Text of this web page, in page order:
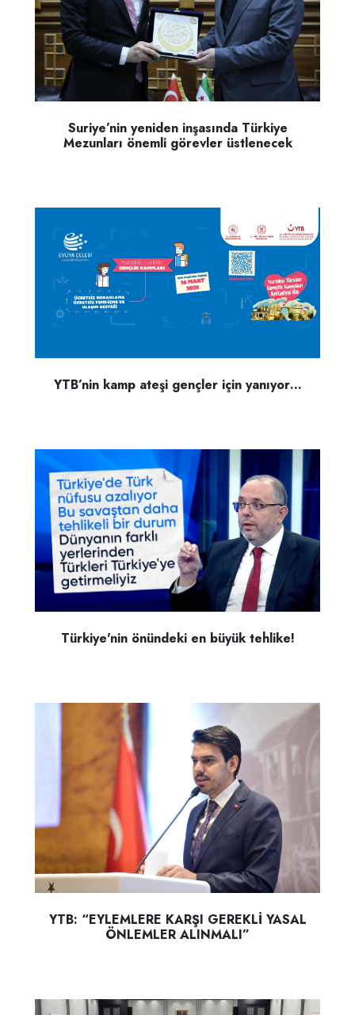
Suriye’nin yeniden inşasında Türkiye
Mezunları önemli görevler üstlenecek
YTB’nin kamp ateşi gençler için yanıyor…
Türkiye'nin önündeki en büyük tehlike!
YTB: “EYLEMLERE KARŞI GEREKLİ YASAL
ÖNLEMLER ALINMALI”